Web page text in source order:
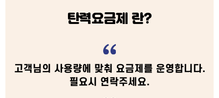
탄력요금제 란?
고객님의 사용량에 맞춰 요금제를 운영합니다.
필요시 연락주세요.